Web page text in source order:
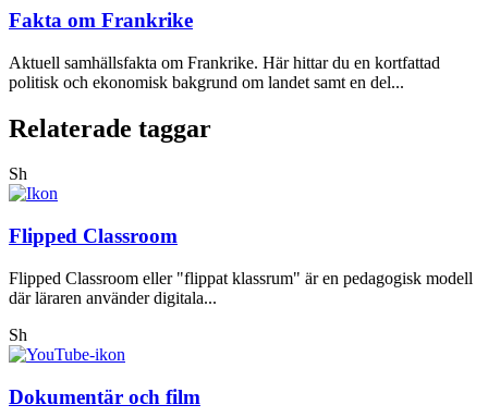
Fakta om Frankrike
Aktuell samhällsfakta om Frankrike. Här hittar du en kortfattad
politisk och ekonomisk bakgrund om landet samt en del...
Relaterade taggar
Sh
Flipped Classroom
Flipped Classroom eller "flippat klassrum" är en pedagogisk modell
där läraren använder digitala...
Sh
Dokumentär och film